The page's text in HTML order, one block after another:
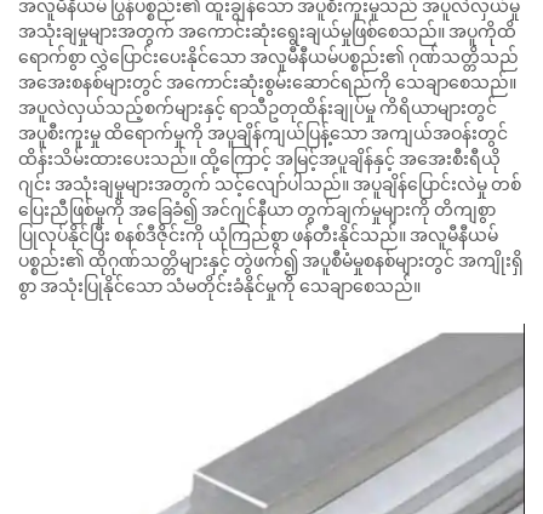
အလူမီနီယမ် ပြွန်ပစ္စည်း၏ ထူးချွန်သော အပူစီးကူးမှုသည် အပူလဲလှယ်မှု
အသုံးချမှုများအတွက် အကောင်းဆုံးရွေးချယ်မှုဖြစ်စေသည်။ အပူကိုထိ
ရောက်စွာ လွှဲပြောင်းပေးနိုင်သော အလူမီနီယမ်ပစ္စည်း၏ ဂုဏ်သတ္တိသည်
အအေးစနစ်များတွင် အကောင်းဆုံးစွမ်းဆောင်ရည်ကို သေချာစေသည်။
အပူလဲလှယ်သည့်စက်များနှင့် ရာသီဥတုထိန်းချုပ်မှု ကိရိယာများတွင်
အပူစီးကူးမှု ထိရောက်မှုကို အပူချိန်ကျယ်ပြန့်သော အကျယ်အဝန်းတွင်
ထိန်းသိမ်းထားပေးသည်။ ထို့ကြောင့် အမြင့်အပူချိန်နှင့် အအေးစီးရီယို
ဂျင်း အသုံးချမှုများအတွက် သင့်လျော်ပါသည်။ အပူချိန်ပြောင်းလဲမှု တစ်
ပြေးညီဖြစ်မှုကို အခြေခံ၍ အင်ဂျင်နီယာ တွက်ချက်မှုများကို တိကျစွာ
ပြုလုပ်နိုင်ပြီး စနစ်ဒီဇိုင်းကို ယုံကြည်စွာ ဖန်တီးနိုင်သည်။ အလူမီနီယမ်
ပစ္စည်း၏ ထိုဂုဏ်သတ္တိများနှင့် တွဲဖက်၍ အပူစီမံမှုစနစ်များတွင် အကျိုးရှိ
စွာ အသုံးပြုနိုင်သော သံမတိုင်းခံနိုင်မှုကို သေချာစေသည်။